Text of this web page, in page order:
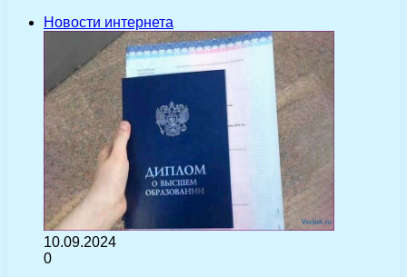
Новости интернета
10.09.2024
0